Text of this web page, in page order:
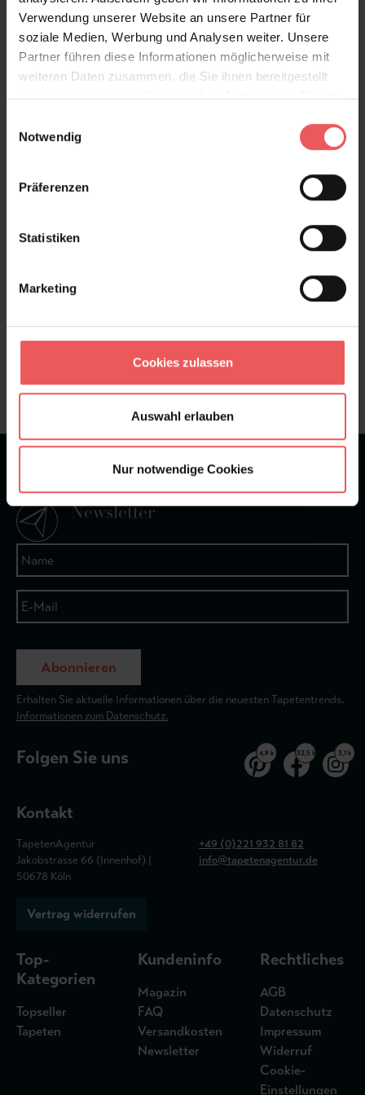
Verwendung unserer Website an unsere Partner für
soziale Medien, Werbung und Analysen weiter. Unsere
Partner führen diese Informationen möglicherweise mit
weiteren Daten zusammen, die Sie ihnen bereitgestellt
haben oder die sie im Rahmen Ihrer Nutzung der Dienste
Notwendig
Präferenzen
Statistiken
Marketing
Cookies zulassen
Auswahl erlauben
Nur notwendige Cookies
ihren Reiz aus: Sie strukturiert Räume, ohne sie zu
dominieren, und wirkt deutlich hochwertiger als eine
einfache Uni-Tapete.
Produktdetails
FAQ
Sie haben Fragen zum Produkt?
+49 (0)221 932 81 82
Bei 1245 Bewertungen
Newsletter
Abonnieren
Erhalten Sie aktuelle Informationen über die neuesten Tapetentrends.
Informationen zum Datenschutz.
Folgen Sie uns 4,9 k 32,5 k 3,1 k
Kontakt
TapetenAgentur
Jakobstrasse 66 (Innenhof) |
50678 Köln
+49 (0)221 932 81 82
info@tapetenagentur.de
Vertrag widerrufen
Top-
Kategorien
Topseller
Tapeten
Kundeninfo
Magazin
FAQ
Versandkosten
Newsletter
Rechtliches
AGB
Datenschutz
Impressum
Widerruf
Cookie-
Einstellungen